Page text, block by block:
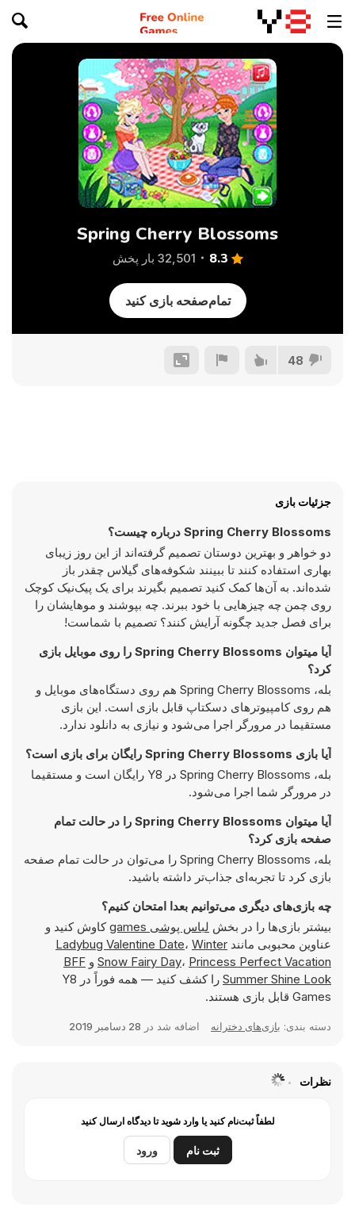
Spring Cherry Blossoms
8.3 32,501 بار پخش
تمام‌صفحه بازی کنید
48
جزئیات بازی
Spring Cherry Blossoms درباره چیست؟
دو خواهر و بهترین دوستان تصمیم گرفته‌اند از این روز زیبای
بهاری استفاده کنند تا ببینند شکوفه‌های گیلاس چقدر باز
شده‌اند. به آن‌ها کمک کنید تصمیم بگیرند برای یک پیک‌نیک کوچک
روی چمن چه چیزهایی با خود ببرند. چه بپوشند و موهایشان را
برای فصل جدید چگونه آرایش کنند؟ تصمیم با شماست!
آیا میتوان Spring Cherry Blossoms را روی موبایل بازی
کرد؟
بله، Spring Cherry Blossoms هم روی دستگاه‌های موبایل و
هم روی کامپیوترهای دسکتاپ قابل بازی است. این بازی
مستقیما در مرورگر اجرا می‌شود و نیازی به دانلود ندارد.
آیا بازی Spring Cherry Blossoms رایگان برای بازی است؟
بله، Spring Cherry Blossoms در Y8 رایگان است و مستقیما
در مرورگر شما اجرا می‌شود.
آیا میتوان Spring Cherry Blossoms را در حالت تمام
صفحه بازی کرد؟
بله، Spring Cherry Blossoms را می‌توان در حالت تمام صفحه
بازی کرد تا تجربه‌ای جذاب‌تر داشته باشید.
چه بازی‌های دیگری می‌توانیم بعدا امتحان کنیم؟
بیشتر بازی‌ها را در بخش لباس پوشی games
کاوش کنید و
عناوین محبوبی مانند
Ladybug Valentine Date، Winter
Snow Fairy Day، Princess Perfect Vacation و BFF
Summer Shine Look
را کشف کنید — همه فوراً در Y8
Games قابل بازی هستند.
دسته بندی: بازی‌های دخترانه اضافه شد در 28 دسامبر 2019
نظرات
لطفاً ثبت‌نام کنید یا وارد شوید تا دیدگاه ارسال کنید
ثبت نام ورود